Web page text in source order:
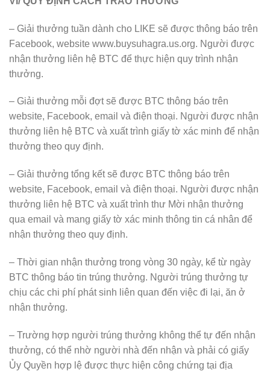
– Giải thưởng tuần dành cho LIKE sẽ được thông báo trên
Facebook, website www.buysuhagra.us.org. Người được
nhận thưởng liên hệ BTC để thực hiện quy trình nhận
thưởng.
– Giải thưởng mỗi đợt sẽ được BTC thông báo trên
website, Facebook, email và điện thoại. Người được nhận
thưởng liên hệ BTC và xuất trình giấy tờ xác minh để nhận
thưởng theo quy định.
– Giải thưởng tổng kết sẽ được BTC thông báo trên
website, Facebook, email và điện thoại. Người được nhận
thưởng liên hệ BTC và xuất trình thư Mời nhận thưởng
qua email và mang giấy tờ xác minh thông tin cá nhân để
nhận thưởng theo quy định.
– Thời gian nhận thưởng trong vòng 30 ngày, kể từ ngày
BTC thông báo tin trúng thưởng. Người trúng thưởng tự
chịu các chi phí phát sinh liên quan đến việc đi lại, ăn ở
nhận thưởng.
– Trường hợp người trúng thưởng không thể tự đến nhận
thưởng, có thể nhờ người nhà đến nhận và phải có giấy
Ủy Quyền hợp lệ được thực hiện công chứng tại địa